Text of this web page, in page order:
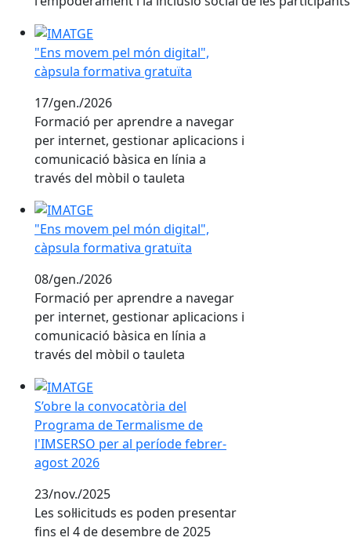
"Ens movem pel món digital", càpsula formativa
"Ens movem pel món digital",
càpsula formativa gratuïta
17/gen./2026
Formació per aprendre a navegar
per internet, gestionar aplicacions i
comunicació bàsica en línia a
través del mòbil o tauleta
"Ens movem pel món digital", càpsula formativa
"Ens movem pel món digital",
càpsula formativa gratuïta
08/gen./2026
Formació per aprendre a navegar
per internet, gestionar aplicacions i
comunicació bàsica en línia a
través del mòbil o tauleta
S’obre la convocatòria del Programa de Termalisme
S’obre la convocatòria del
Programa de Termalisme de
l'IMSERSO per al període febrer-
agost 2026
23/nov./2025
Les sol·licituds es poden presentar
fins el 4 de desembre de 2025